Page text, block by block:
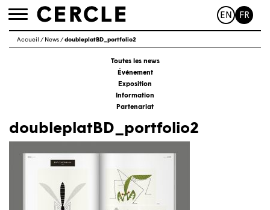
Toggle
EN FR
Accueil / News/doubleplatBD_portfolio2
Toutes les news
Événement
Exposition
Information
Partenariat
doubleplatBD_portfolio2